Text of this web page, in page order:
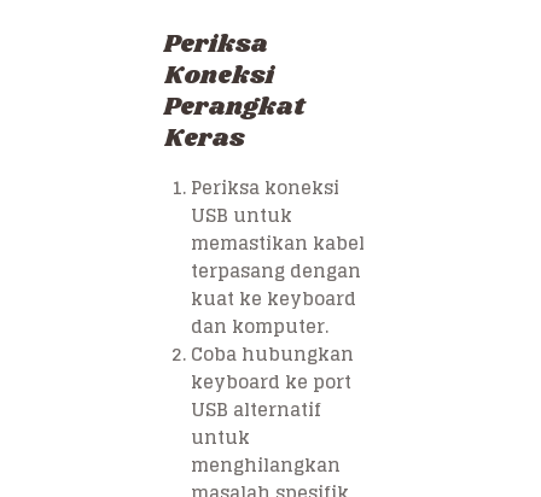
Periksa
Koneksi
Perangkat
Keras
Periksa koneksi
USB untuk
memastikan kabel
terpasang dengan
kuat ke keyboard
dan komputer.
Coba hubungkan
keyboard ke port
USB alternatif
untuk
menghilangkan